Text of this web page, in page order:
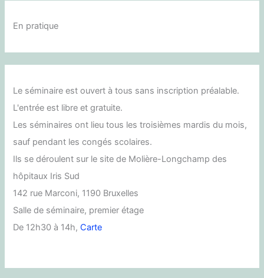
En pratique
Le séminaire est ouvert à tous sans inscription préalable.
L'entrée est libre et gratuite.
Les séminaires ont lieu tous les troisièmes mardis du mois,
sauf pendant les congés scolaires.
Ils se déroulent sur le site de Molière-Longchamp des
hôpitaux Iris Sud
142 rue Marconi, 1190 Bruxelles
Salle de séminaire, premier étage
De 12h30 à 14h,Carte